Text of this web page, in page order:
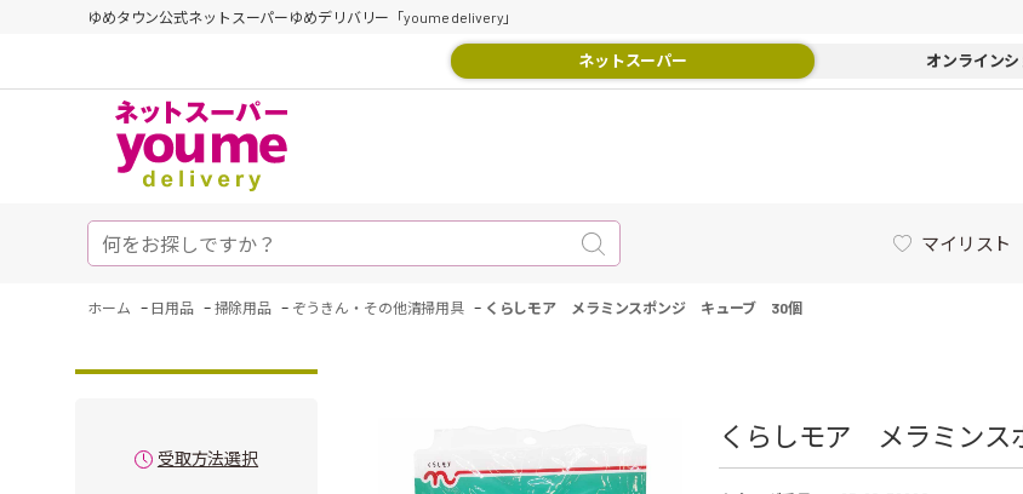
ゆめタウン公式ネットスーパーゆめデリバリー「youme delivery」
ネットスーパー オンライン
マイリスト
ホーム - 日用品 - 掃除用品 - ぞうきん・その他清掃用具 - くらしモア メラミンスポンジ キューブ 30個
受取方法選択
くらしモア メラミン